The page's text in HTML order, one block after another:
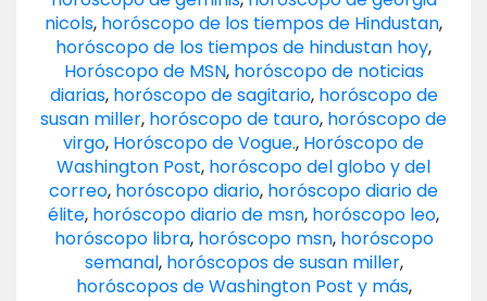
nicols, horóscopo de los tiempos de Hindustan,
horóscopo de los tiempos de hindustan hoy,
Horóscopo de MSN, horóscopo de noticias
diarias, horóscopo de sagitario, horóscopo de
susan miller, horóscopo de tauro, horóscopo de
virgo, Horóscopo de Vogue., Horóscopo de
Washington Post, horóscopo del globo y del
correo, horóscopo diario, horóscopo diario de
élite, horóscopo diario de msn, horóscopo leo,
horóscopo libra, horóscopo msn, horóscopo
semanal, horóscopos de susan miller,
horóscopos de Washington Post y más,